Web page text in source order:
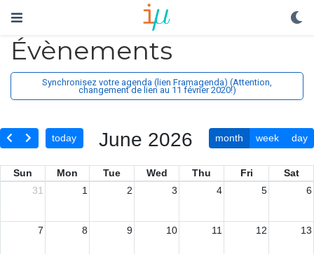
Évènements
Synchronisez votre agenda (lien Framagenda) (Attention,
changement de lien au 11 février 2020!)